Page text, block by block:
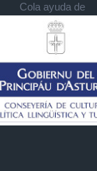
Cola ayuda de